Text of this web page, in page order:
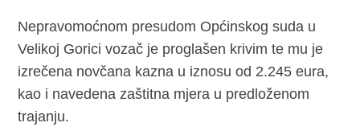
Nepravomoćnom presudom Općinskog suda u
Velikoj Gorici vozač je proglašen krivim te mu je
izrečena novčana kazna u iznosu od 2.245 eura,
kao i navedena zaštitna mjera u predloženom
trajanju.